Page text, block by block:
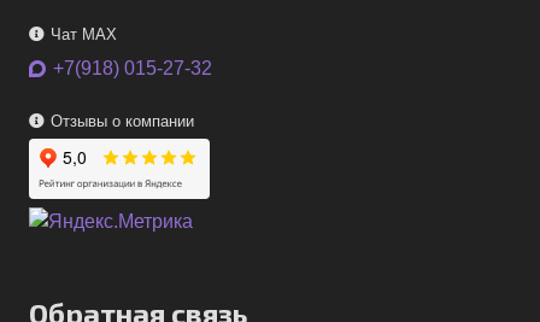
Чат MAX
+7(918) 015-27-32
Отзывы о компании
Обратная связь